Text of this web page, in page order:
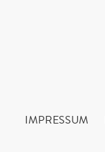
IMPRESSUM